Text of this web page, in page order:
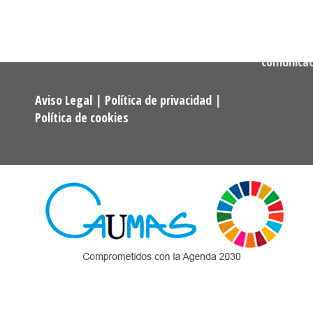
Aviso Legal | Política de privacidad |
Política de cookies